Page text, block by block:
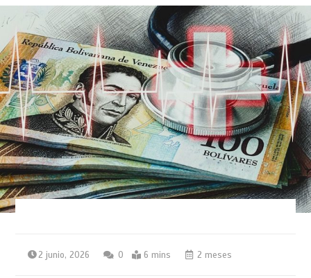
2 junio, 2026 0 6 mins 2 meses